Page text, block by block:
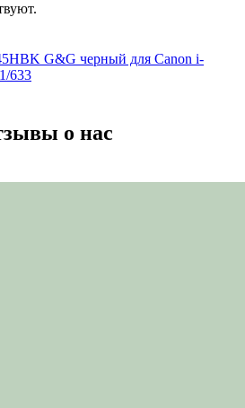
G&G черный для Canon i-
633
о нас